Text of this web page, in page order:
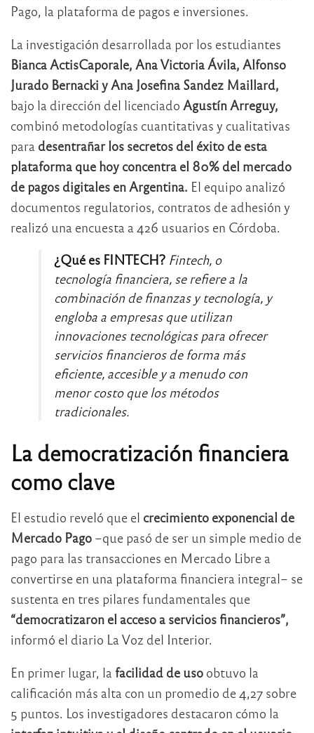
Pago, la plataforma de pagos e inversiones.
La investigación desarrollada por los estudiantes
Bianca ActisCaporale, Ana Victoria Ávila, Alfonso
Jurado Bernacki y Ana Josefina Sandez Maillard,
bajo la dirección del licenciado Agustín Arreguy,
combinó metodologías cuantitativas y cualitativas
para desentrañar los secretos del éxito de esta
plataforma que hoy concentra el 80% del mercado
de pagos digitales en Argentina. El equipo analizó
documentos regulatorios, contratos de adhesión y
realizó una encuesta a 426 usuarios en Córdoba.
¿Qué es FINTECH? Fintech, o
tecnología financiera, se refiere a la
combinación de finanzas y tecnología, y
engloba a empresas que utilizan
innovaciones tecnológicas para ofrecer
servicios financieros de forma más
eficiente, accesible y a menudo con
menor costo que los métodos
tradicionales.
La democratización financiera
como clave
El estudio reveló que el crecimiento exponencial de
Mercado Pago –que pasó de ser un simple medio de
pago para las transacciones en Mercado Libre a
convertirse en una plataforma financiera integral– se
sustenta en tres pilares fundamentales que
“democratizaron el acceso a servicios financieros”,
informó el diario La Voz del Interior.
En primer lugar, la facilidad de uso obtuvo la
calificación más alta con un promedio de 4,27 sobre
5 puntos. Los investigadores destacaron cómo la